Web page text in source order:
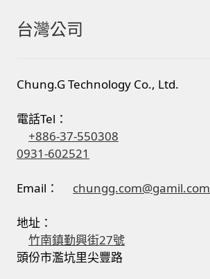
台灣公司
Chung.G Technology Co., Ltd.
電話Tel：
+886-37-550308
0931-602521
Email： chungg.com@gamil.com
地址：
竹南鎮勤興街27號
頭份市濫坑里尖豐路